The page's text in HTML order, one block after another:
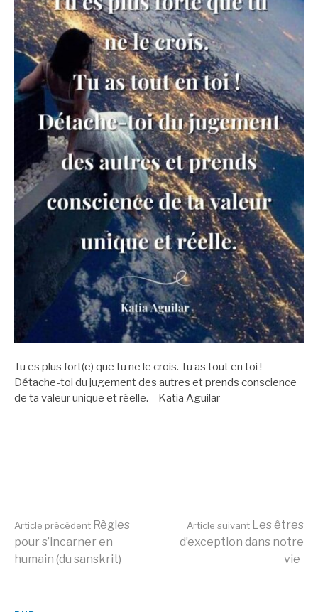
Tu es plus fort(e) que tu ne le crois. Tu as tout en toi !
Détache-toi du jugement des autres et prends conscience
de ta valeur unique et réelle. – Katia Aguilar
Lire
Article précédent Règles
pour s’incarner en
humain (du sanskrit)
Article suivant Les êtres
d’exception dans notre
vie